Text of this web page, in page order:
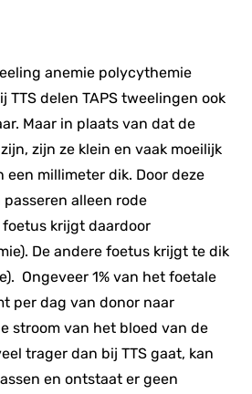
anemie polycythemie
TTS delen TAPS tweelingen ook
Maar in plaats van dat de
zijn ze klein en vaak moeilijk
een millimeter dik. Door deze
alleen rode
foetus krijgt daardoor
De andere foetus krijgt te dik
Ongeveer 1% van het foetale
per dag van donor naar
stroom van het bloed van de
trager dan bij TTS gaat, kan
en ontstaat er geen